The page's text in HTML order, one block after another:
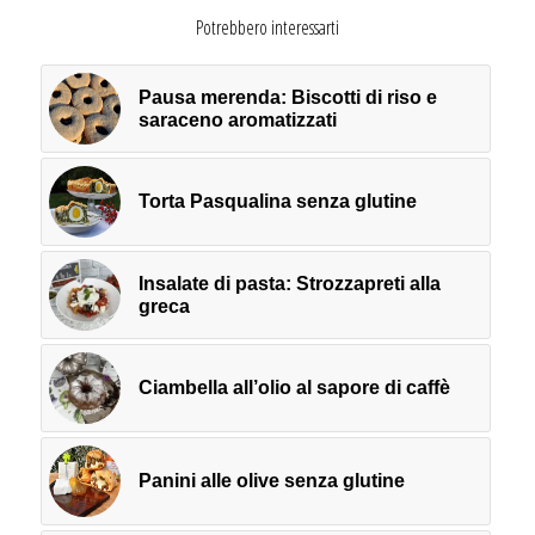
Potrebbero interessarti
Pausa merenda: Biscotti di riso e
saraceno aromatizzati
Torta Pasqualina senza glutine
Insalate di pasta: Strozzapreti alla
greca
Ciambella all’olio al sapore di caffè
Panini alle olive senza glutine